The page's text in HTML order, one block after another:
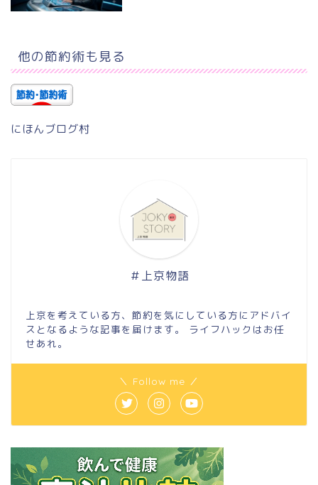
他の節約術も見る
にほんブログ村
＃上京物語
上京を考えている方、節約を気にしている方にアドバイ
スとなるような記事を届けます。 ライフハックはお任
せあれ。
＼ Follow me ／